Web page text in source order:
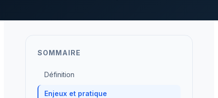
SOMMAIRE
Définition
Enjeux et pratique